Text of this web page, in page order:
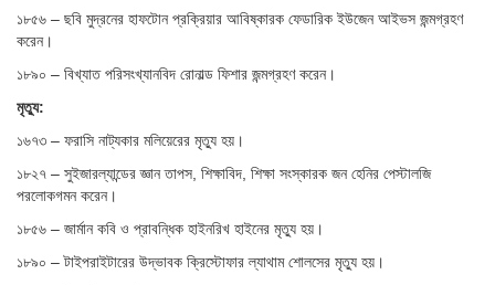
১৮৫৬ – ছবি মুদ্রনের হাফটোন প্রক্রিয়ার আবিষ্কারক ফেডারিক ইউজেন আইভস জন্মগ্রহণ
করেন।
১৮৯০ – বিখ্যাত পরিসংখ্যানবিদ রোনাল্ড ফিশার জন্মগ্রহণ করেন।
মৃত্যু:
১৬৭৩ – ফরাসি নাট্যকার মলিয়েরের মৃত্যু হয়।
১৮২৭ – সুইজারল্যান্ডের জ্ঞান তাপস, শিক্ষাবিদ, শিক্ষা সংস্কারক জন হেনির পেস্টালজি
পরলোকগমন করেন।
১৮৫৬ – জার্মান কবি ও প্রাবন্ধিক হাইনরিখ হাইনের মৃত্যু হয়।
১৮৯০ – টাইপরাইটারের উদ্ভাবক ক্রিস্টোফার ল্যাথাম শোলসের মৃত্যু হয়।